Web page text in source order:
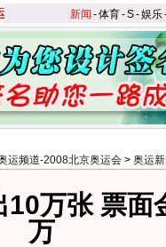
新闻 -体育-S-娱乐
运频道-2008北京奥运会 > 奥运
万张 票面
万